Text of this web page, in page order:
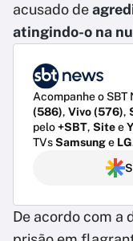
acusado de
atingindo-o na
Acompanhe o SBT
(586), Vivo (576),
pelo+SBT, Sitee
TVsSamsunge LG
De acordo com a